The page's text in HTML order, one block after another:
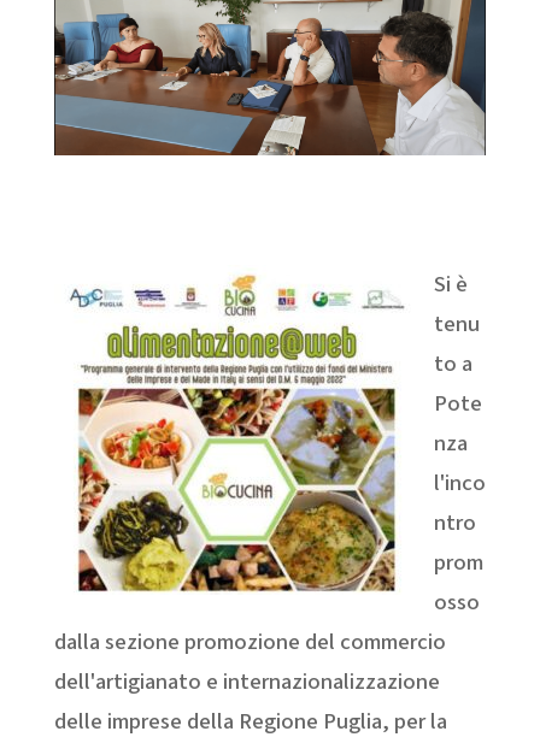
Si è
tenu
to a
Pote
nza
l'inco
ntro
prom
osso
dalla sezione promozione del commercio
dell'artigianato e internazionalizzazione
delle imprese della Regione Puglia, per la